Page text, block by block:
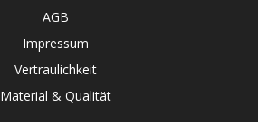
AGB
Impressum
Vertraulichkeit
Material & Qualität